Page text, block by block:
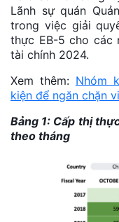
Lãnh sự quán
trong việc giải
thực EB-5 cho các
tài chính 2024.
Xem thêm: Nhóm
kiện để ngăn chặn
Bảng 1: Cấp thị
theo tháng